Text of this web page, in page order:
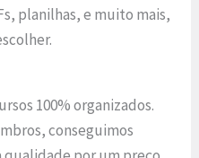
planilhas, e muito mais,
100% organizados.
conseguimos